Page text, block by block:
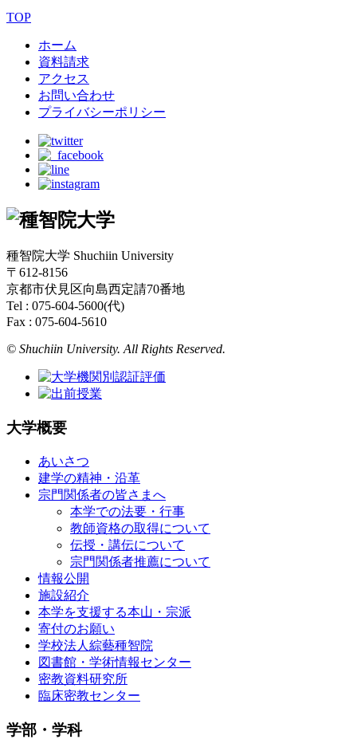
TOP
ホーム
資料請求
アクセス
お問い合わせ
プライバシーポリシー
種智院大学 Shuchiin University
〒612-8156
京都市伏見区向島西定請70番地
Tel : 075-604-5600(代)
Fax : 075-604-5610
© Shuchiin University. All Rights Reserved.
大学概要
あいさつ
建学の精神・沿革
宗門関係者の皆さまへ
本学での法要・行事
教師資格の取得について
伝授・講伝について
宗門関係者推薦について
情報公開
施設紹介
本学を支援する本山・宗派
寄付のお願い
学校法人綜藝種智院
図書館・学術情報センター
密教資料研究所
臨床密教センター
学部・学科